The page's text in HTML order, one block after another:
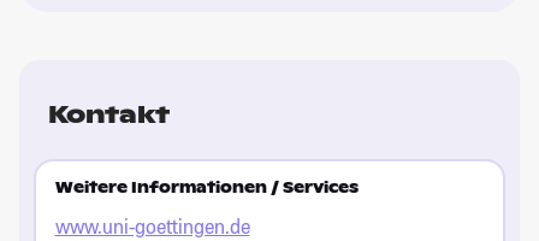
Kontakt
Weitere Informationen / Services
www.uni-goettingen.de